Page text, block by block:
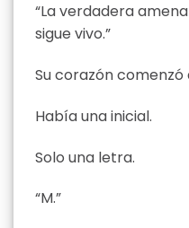
“La verdadera
sigue vivo.”
Su corazón
Había una inicial.
Solo una letra.
“M.”